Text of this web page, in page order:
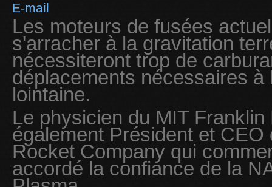
E-mail
Les moteurs de fusées
s'arracher à la gravitation
nécessiteront trop de
déplacements nécessaires à
lointaine.
Le physicien du MIT
également Président et
Rocket Company qui
accordé la confiance de la